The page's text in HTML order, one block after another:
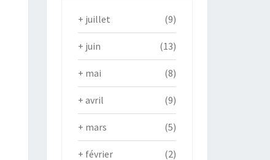
+ juillet (9)
+ juin (13)
+ mai (8)
+ avril (9)
+ mars (5)
+ février (2)